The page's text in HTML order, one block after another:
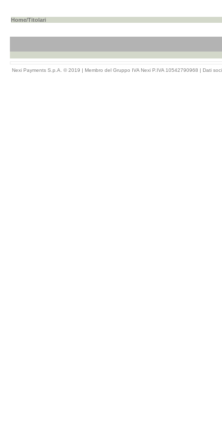
Home/Titolari
Nexi Payments S.p.A. © 2019 | Membro del Gruppo IVA Nexi P.IVA 10542790968 | Dati